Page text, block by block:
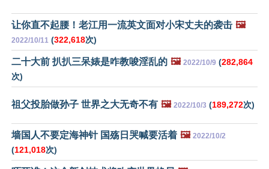
让你直不起腰！老江用一流英文面对小宋丈夫的袭击 🖼️
2022/10/11 (322,618次)
二十大前 扒扒三呆婊是咋教唆淫乱的 🖼️ 2022/10/9 (282,864
次)
祖父投胎做孙子 世界之大无奇不有 🖼️ 2022/10/3 (189,272次)
墙国人不要定海神针 国殇日哭喊要活着 🖼️ 2022/10/2
(121,018次)